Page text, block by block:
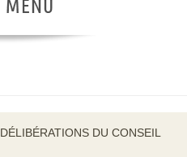
DÉLIBÉRATIONS DU CONSEIL